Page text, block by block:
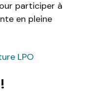
participer à
en pleine
LPO